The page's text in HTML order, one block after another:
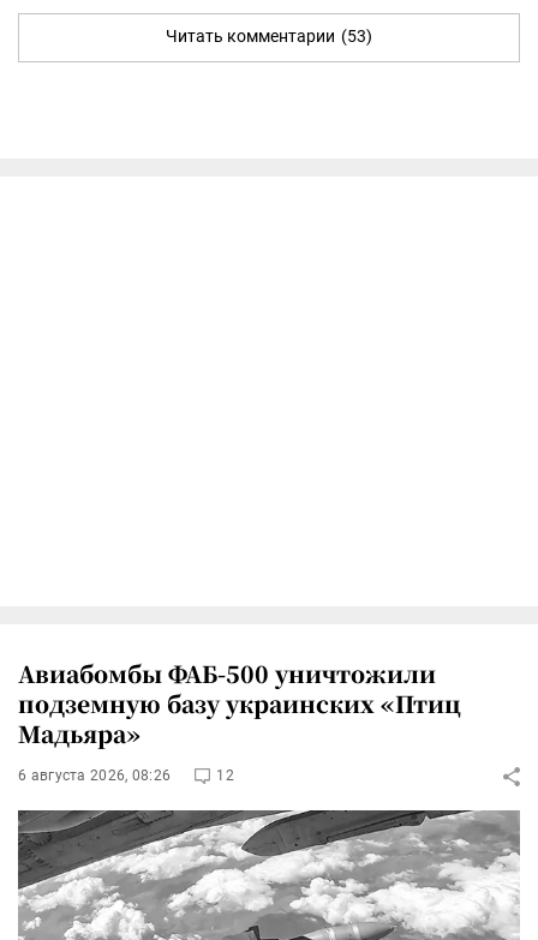
Читать комментарии (53)
Авиабомбы ФАБ-500 уничтожили
подземную базу украинских «Птиц
Мадьяра»
6 августа 2026, 08:26 12